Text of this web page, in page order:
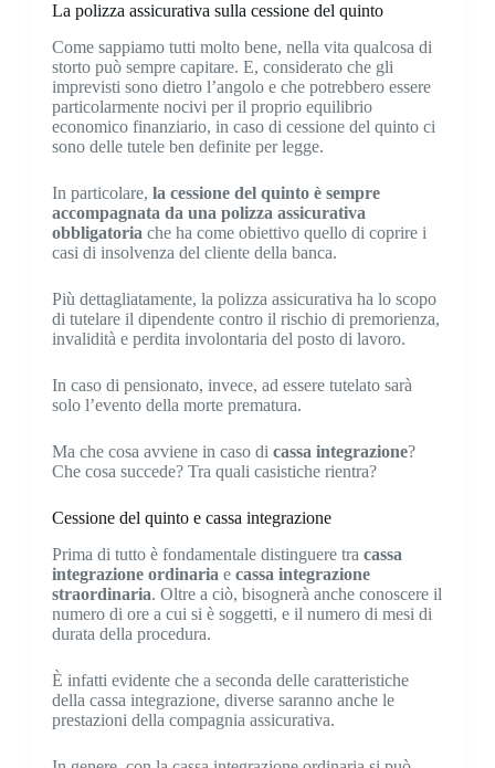
La polizza assicurativa sulla cessione del quinto
Come sappiamo tutti molto bene, nella vita qualcosa di
storto può sempre capitare. E, considerato che gli
imprevisti sono dietro l’angolo e che potrebbero essere
particolarmente nocivi per il proprio equilibrio
economico finanziario, in caso di cessione del quinto ci
sono delle tutele ben definite per legge.
In particolare, la cessione del quinto è sempre
accompagnata da una polizza assicurativa
obbligatoria che ha come obiettivo quello di coprire i
casi di insolvenza del cliente della banca.
Più dettagliatamente, la polizza assicurativa ha lo scopo
di tutelare il dipendente contro il rischio di premorienza,
invalidità e perdita involontaria del posto di lavoro.
In caso di pensionato, invece, ad essere tutelato sarà
solo l’evento della morte prematura.
Ma che cosa avviene in caso di cassa integrazione?
Che cosa succede? Tra quali casistiche rientra?
Cessione del quinto e cassa integrazione
Prima di tutto è fondamentale distinguere tra cassa
integrazione ordinaria e cassa integrazione
straordinaria. Oltre a ciò, bisognerà anche conoscere il
numero di ore a cui si è soggetti, e il numero di mesi di
durata della procedura.
È infatti evidente che a seconda delle caratteristiche
della cassa integrazione, diverse saranno anche le
prestazioni della compagnia assicurativa.